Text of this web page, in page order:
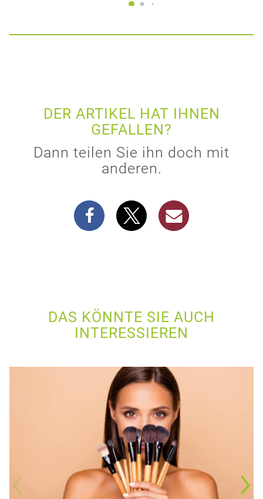
DER ARTIKEL HAT IHNEN
GEFALLEN?
Dann teilen Sie ihn doch mit
anderen.
DAS KÖNNTE SIE AUCH
INTERESSIEREN